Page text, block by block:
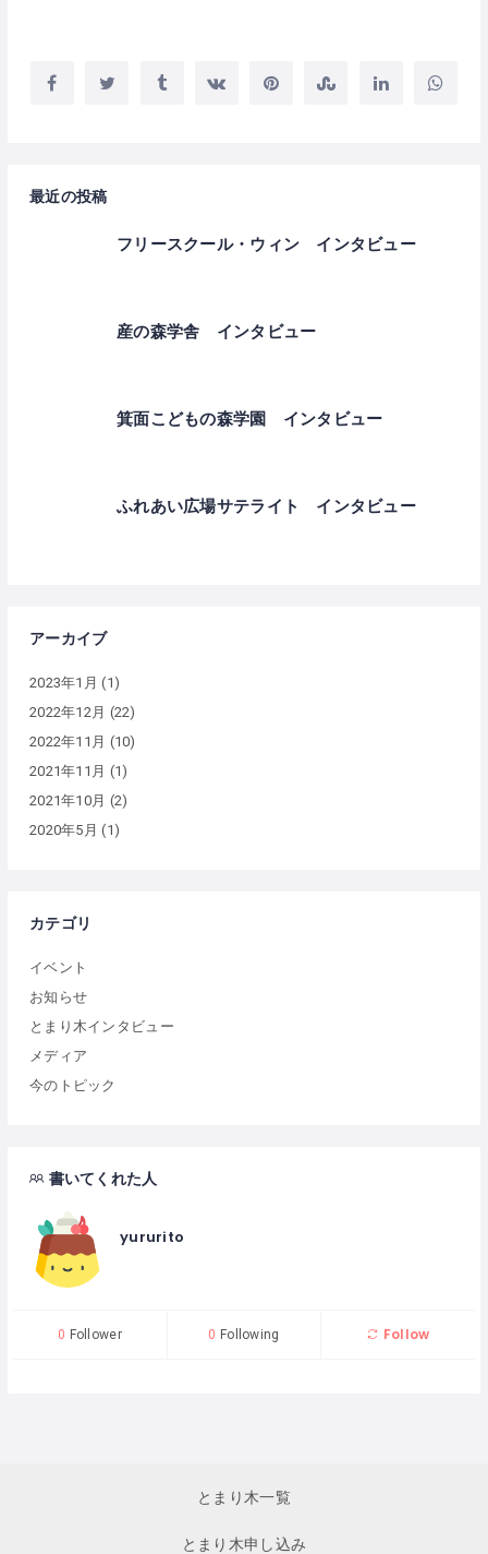
最近の投稿
フリースクール・ウィン インタビュー
産の森学舎 インタビュー
箕面こどもの森学園 インタビュー
ふれあい広場サテライト インタビュー
アーカイブ
2023年1月 (1)
2022年12月 (22)
2022年11月 (10)
2021年11月 (1)
2021年10月 (2)
2020年5月 (1)
カテゴリ
イベント
お知らせ
とまり木インタビュー
メディア
今のトピック
書いてくれた人
yururito
0 Follower 0 Following Follow
とまり木一覧
とまり木申し込み